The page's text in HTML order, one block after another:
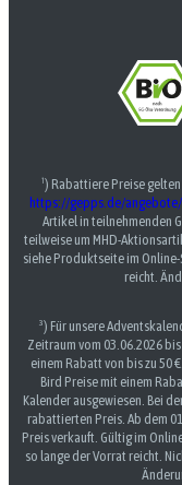
¹) Rabattiere Preise
https://gepps.de/
Artikel in teilnehmenden
teilweise um MHD-
siehe Produktseite im
reicht.
³) Für unsere
Zeitraum vom 03.06.2026
einem Rabatt von bis zu 50
Bird Preise mit einem
Kalender ausgewiesen. Bei
rabattierten Preis. Ab dem
Preis verkauft. Gültig im
so lange der Vorrat reicht.